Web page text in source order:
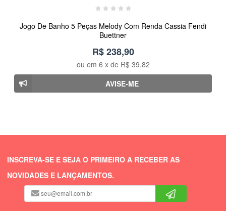
Jogo De Banho 5 Peças Melody Com Renda Cassia Fendi
Buettner
R$ 238,90
ou em 6 x de R$ 39,82
AVISE-ME
INSCREVA-SE E SEJA O PRIMEIRO A RECEBER AS
NOVIDADES E LANÇAMENTOS.